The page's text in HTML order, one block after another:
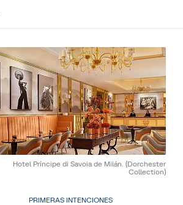
Hotel Príncipe di Savoia de Milán. (Dorchester
Collection)
PRIMERAS INTENCIONES